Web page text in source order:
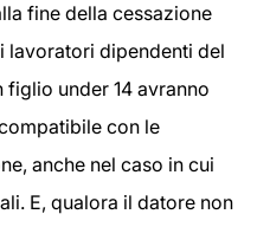
fine della cessazione
lavoratori dipendenti del
under 14 avranno
con le
anche nel caso in cui
E, qualora il datore non